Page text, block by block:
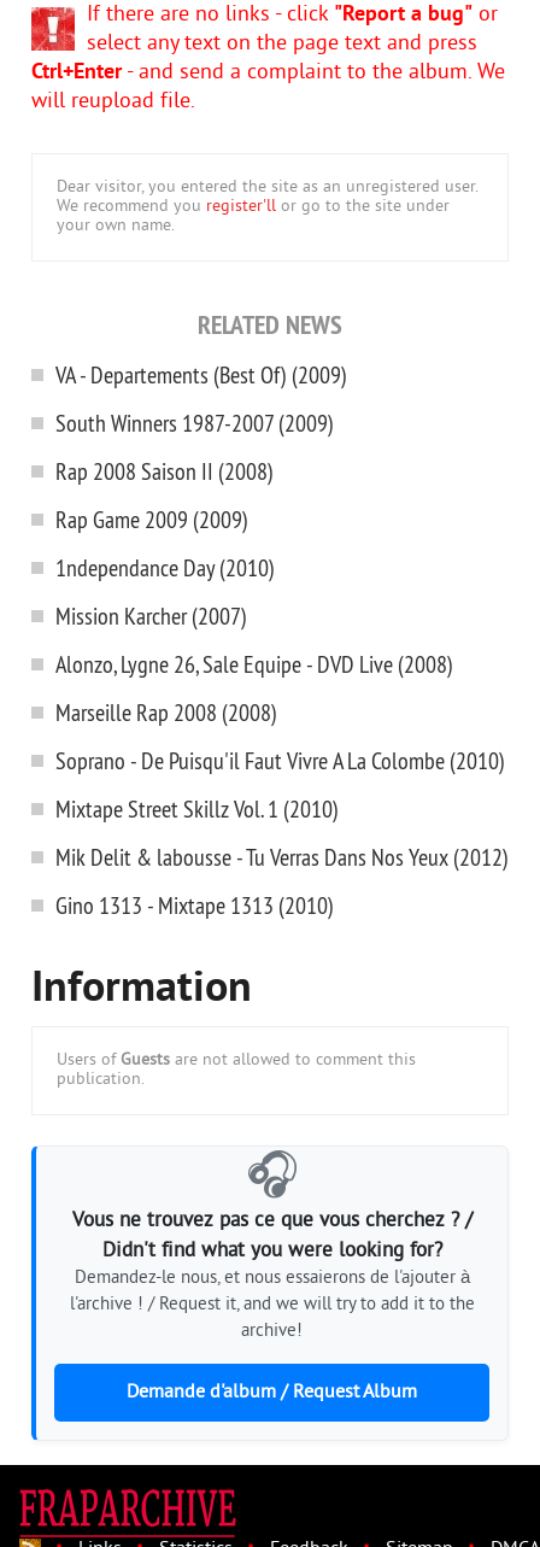
If there are no links - click "Report a bug" or
select any text on the page text and press
Ctrl+Enter- and send a complaint to the album. We
will reupload file.
Dear visitor, you entered the site as an unregistered user.
We recommend you register'll or go to the site under
your own name.
RELATED NEWS
VA - Departements (Best Of) (2009)
South Winners 1987-2007 (2009)
Rap 2008 Saison II (2008)
Rap Game 2009 (2009)
1ndependance Day (2010)
Mission Karcher (2007)
Alonzo, Lygne 26, Sale Equipe - DVD Live (2008)
Marseille Rap 2008 (2008)
Soprano - De Puisqu'il Faut Vivre А La Colombe (2010)
Mixtape Street Skillz Vol. 1 (2010)
Mik Delit & labousse - Tu Verras Dans Nos Yeux (2012)
Gino 1313 - Mixtape 1313 (2010)
Information
Users of Guests are not allowed to comment this
publication.
🎧
Vous ne trouvez pas ce que vous cherchez ? /
Didn't find what you were looking for?
Demandez-le nous, et nous essaierons de l'ajouter à
l'archive ! / Request it, and we will try to add it to the
archive!
Demande d'album / Request Album